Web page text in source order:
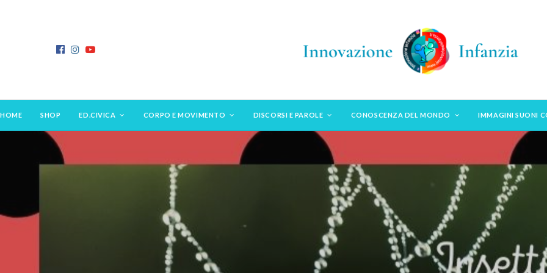
HOME SHOP ED.CIVICA CORPO E MOVIMENTO DISCORSI E PAROLE CONOSCENZA DEL MONDO IMMAGINI SUONI